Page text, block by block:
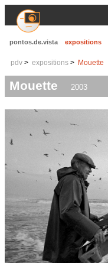
pontos.de.vista expositions
pdv expositions Mouette
Mouette 2003